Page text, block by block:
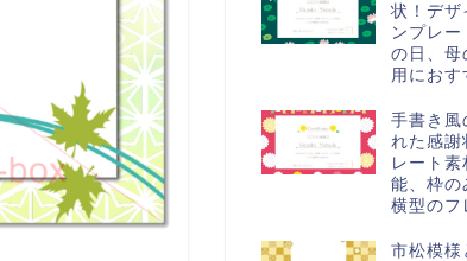
状！デザ
ンプレ
の日、母
用にお
手書き風
れた感謝
レート
能、枠の
横型のフ
市松模様